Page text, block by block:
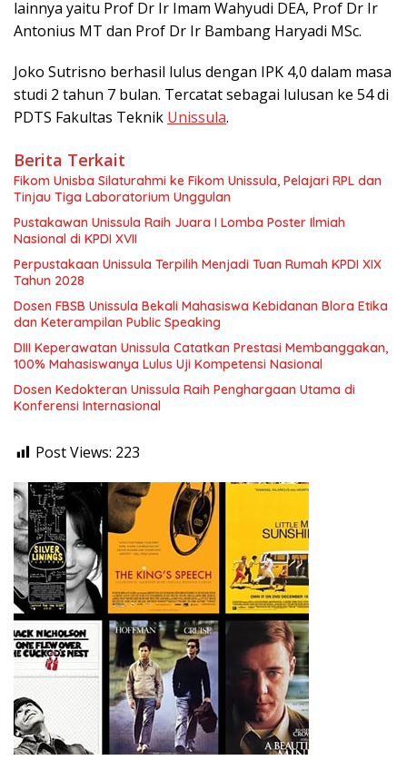
lainnya yaitu Prof Dr Ir Imam Wahyudi DEA, Prof Dr Ir
Antonius MT dan Prof Dr Ir Bambang Haryadi MSc.
Joko Sutrisno berhasil lulus dengan IPK 4,0 dalam masa
studi 2 tahun 7 bulan. Tercatat sebagai lulusan ke 54 di
PDTS Fakultas Teknik Unissula.
Berita Terkait
Fikom Unisba Silaturahmi ke Fikom Unissula, Pelajari RPL dan
Tinjau Tiga Laboratorium Unggulan
Pustakawan Unissula Raih Juara I Lomba Poster Ilmiah
Nasional di KPDI XVII
Perpustakaan Unissula Terpilih Menjadi Tuan Rumah KPDI XIX
Tahun 2028
Dosen FBSB Unissula Bekali Mahasiswa Kebidanan Blora Etika
dan Keterampilan Public Speaking
DIII Keperawatan Unissula Catatkan Prestasi Membanggakan,
100% Mahasiswanya Lulus Uji Kompetensi Nasional
Dosen Kedokteran Unissula Raih Penghargaan Utama di
Konferensi Internasional
Post Views: 223